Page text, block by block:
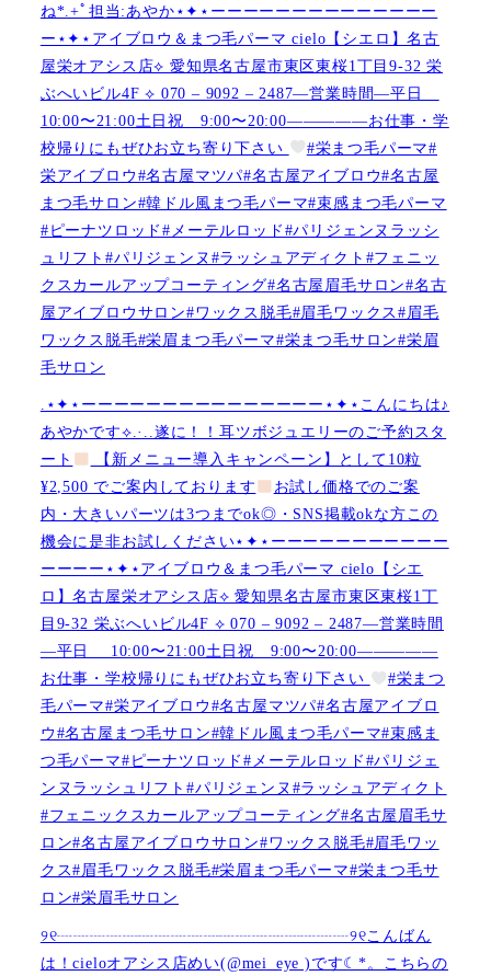
ね︎︎︎*.+ﾟ担当:あやか⋆✦⋆ーーーーーーーーーーーーーー
ー⋆✦⋆アイブロウ＆まつ毛パーマ cielo【シエロ】名古
屋栄オアシス店︎︎⟡ 愛知県名古屋市東区東桜1丁目9-32 栄
ぶへいビル4F ︎︎⟡ 070 – 9092 – 2487—営業時間—平日
10:00〜21:00土日祝 9:00〜20:00—————お仕事・学
校帰りにもぜひお立ち寄り下さい
#栄まつ毛パーマ#
栄アイブロウ#名古屋マツパ#名古屋アイブロウ#名古屋
まつ毛サロン#韓ドル風まつ毛パーマ#束感まつ毛パーマ
#ピーナツロッド#メーテルロッド#パリジェンヌラッシ
ュリフト#パリジェンヌ#ラッシュアディクト#フェニッ
クスカールアップコーティング#名古屋眉毛サロン#名古
屋アイブロウサロン#ワックス脱毛#眉毛ワックス#眉毛
ワックス脱毛#栄眉まつ毛パーマ#栄まつ毛サロン#栄眉
毛サロン
.⋆✦⋆ーーーーーーーーーーーーーーー⋆✦⋆こんにちは♪
あやかです︎⟡.·..遂に！！耳ツボジュエリーのご予約スタ
ート
【新メニュー導入キャンペーン】として10粒
¥2,500 でご案内しております
お試し価格でのご案
内・大きいパーツは3つまでok◎・SNS掲載okな方この
機会に是非お試しください⋆✦⋆ーーーーーーーーーーー
ーーーー⋆✦⋆アイブロウ＆まつ毛パーマ cielo【シエ
ロ】名古屋栄オアシス店︎︎⟡ 愛知県名古屋市東区東桜1丁
目9-32 栄ぶへいビル4F ︎︎⟡ 070 – 9092 – 2487—営業時間
—平日 10:00〜21:00土日祝 9:00〜20:00—————
お仕事・学校帰りにもぜひお立ち寄り下さい
#栄まつ
毛パーマ#栄アイブロウ#名古屋マツパ#名古屋アイブロ
ウ#名古屋まつ毛サロン#韓ドル風まつ毛パーマ#束感ま
つ毛パーマ#ピーナツロッド#メーテルロッド#パリジェ
ンヌラッシュリフト#パリジェンヌ#ラッシュアディクト
#フェニックスカールアップコーティング#名古屋眉毛サ
ロン#名古屋アイブロウサロン#ワックス脱毛#眉毛ワッ
クス#眉毛ワックス脱毛#栄眉まつ毛パーマ#栄まつ毛サ
ロン#栄眉毛サロン
୨୧┈┈┈┈┈┈┈┈┈┈┈┈┈┈┈┈┈┈୨୧こんばん
は！cieloオアシス店めい(@mei_eye )です︎︎☾*。こちらの